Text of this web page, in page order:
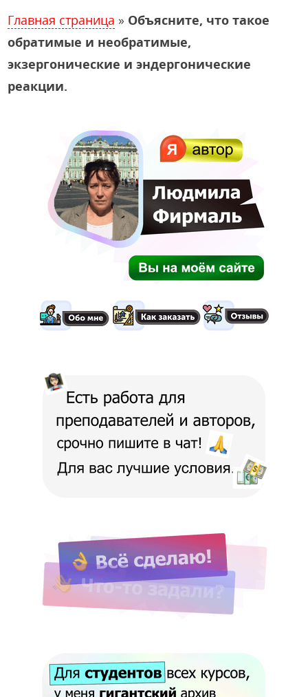
Главная страница » Объясните, что такое
обратимые и необратимые,
экзергонические и эндергонические
реакции.